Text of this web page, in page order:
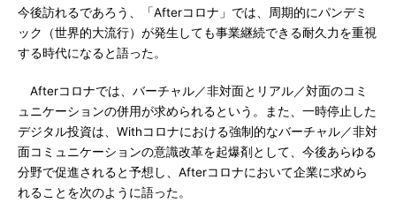
今後訪れるであろう、「Afterコロナ」では、周期的にパンデミ
ック（世界的大流行）が発生しても事業継続できる耐久力を重視
する時代になると語った。
Afterコロナでは、バーチャル／非対面とリアル／対面のコミ
ュニケーションの併用が求められるという。また、一時停止した
デジタル投資は、Withコロナにおける強制的なバーチャル／非対
面コミュニケーションの意識改革を起爆剤として、今後あらゆる
分野で促進されると予想し、Afterコロナにおいて企業に求めら
れることを次のように語った。